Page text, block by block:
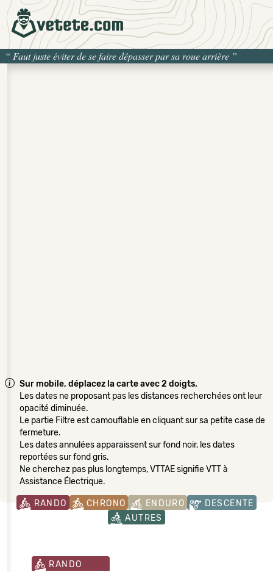
“ Faut juste éviter de se faire dépasser par sa roue arrière ”
Sur mobile, déplacez la carte avec 2 doigts.
Les dates ne proposant pas les distances recherchées ont leur
opacité diminuée.
Le partie Filtre est camouflable en cliquant sur sa petite case de
fermeture.
Les dates annulées apparaissent sur fond noir, les dates
reportées sur fond gris.
Ne cherchez pas plus longtemps, VTTAE signifie VTT à
Assistance Électrique.
RANDO CHRONO ENDURO
DESCENTE
AUTRES
RANDO